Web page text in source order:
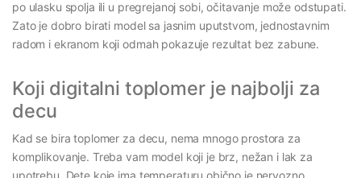
po ulasku spolja ili u pregrejanoj sobi, očitavanje može odstupati.
Zato je dobro birati model sa jasnim uputstvom, jednostavnim
radom i ekranom koji odmah pokazuje rezultat bez zabune.
Koji digitalni toplomer je najbolji za
decu
Kad se bira toplomer za decu, nema mnogo prostora za
komplikovanje. Treba vam model koji je brz, nežan i lak za